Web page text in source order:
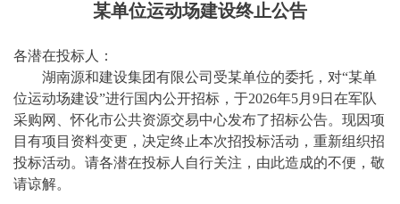
某单位运动场建设终止公告
各潜在投标人：
湖南源和建设集团有限公司 受某单位的委托，对“某单
位运动场建设”进行国内公开招标，于2026年5月 9日在军队
采购网、怀化市公共资源交易中心发布了招标公告。现因项
目有项目资料变更 ，决定终止本次招投标活动 ， 重新组织招
投标活动。 请各潜在投标人自行关注，由此造成的不便，敬
请谅解。